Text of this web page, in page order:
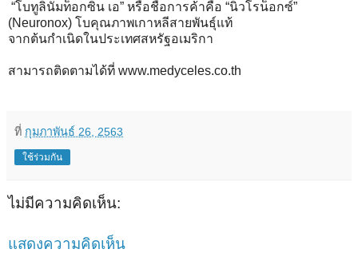
“โบทูลินั่มท็อกซิน เอ” หรือชื่อการค้าคือ “นิวโรน็อกซ์”
(Neuronox) โบคุณภาพเกาหลีสายพันธุ์แท้
จากต้นกำเนิดในประเทศสหรัฐอเมริกา
สามารถติดตามได้ที่ www.medyceles.co.th
ที่ กุมภาพันธ์ 26, 2563
ใช้ร่วมกัน
ไม่มีความคิดเห็น:
แสดงความคิดเห็น